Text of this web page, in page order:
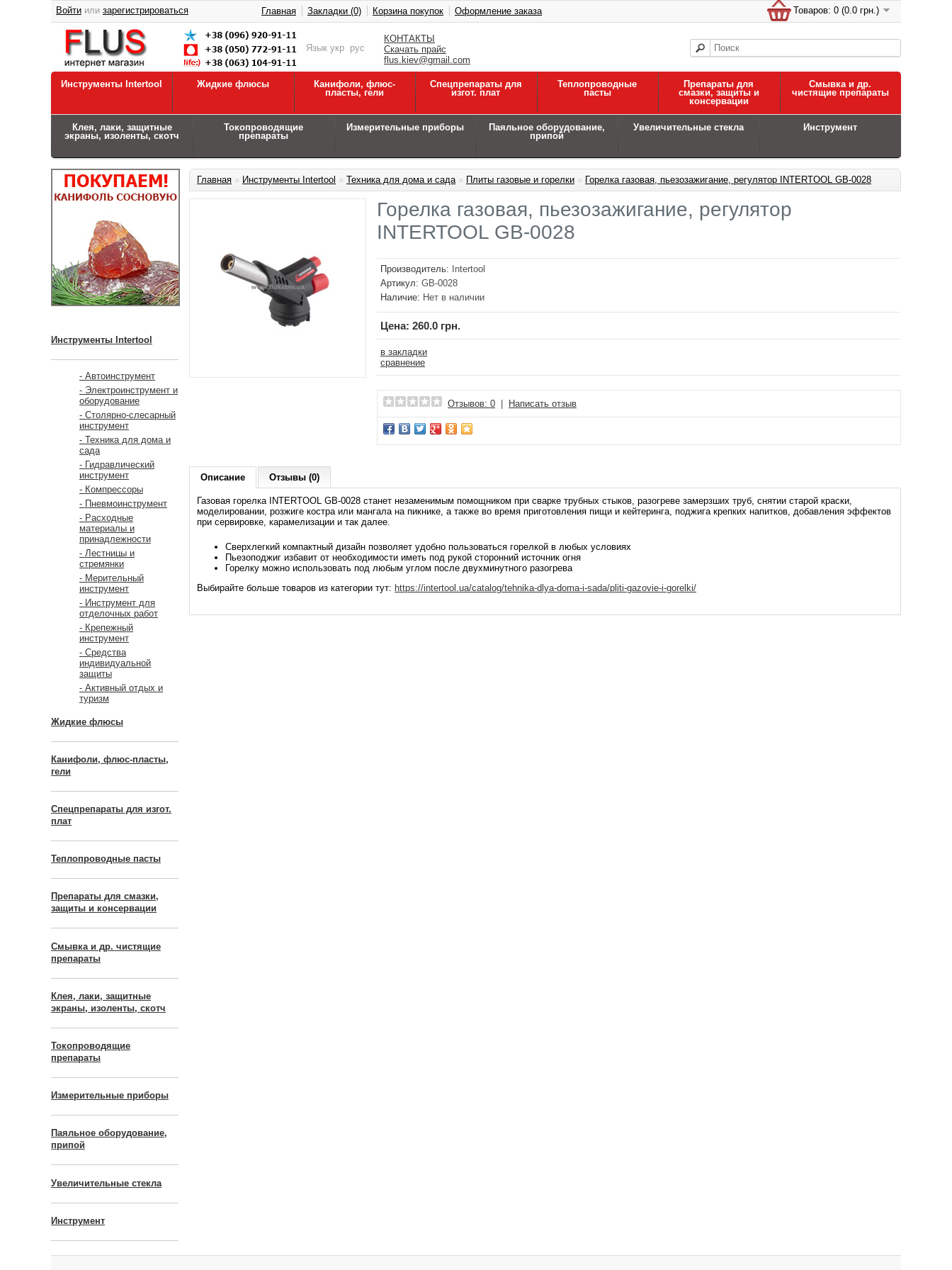
КОНТАКТЫ
Скачать прайс
flus.kiev@gmail.com
Язык укр рус
Товаров: 0 (0.0 грн.)
Войти или зарегистрироваться Главная Закладки (0) Корзина покупок Оформление заказа
Инструменты Intertool Жидкие флюсы
Канифоли, флюс-
пласты, гели
Спецпрепараты для
изгот. плат
Теплопроводные
пасты
Препараты для
смазки, защиты и
консервации
Смывка и др.
чистящие препараты
Клея, лаки, защитные
экраны, изоленты, скотч
Токопроводящие
препараты
Измерительные приборы
Паяльное оборудование,
припой
Увеличительные стекла Инструмент
Инструменты Intertool
- Автоинструмент
- Электроинструмент и
оборудование
- Столярно-слесарный
инструмент
- Техника для дома и
сада
- Гидравлический
инструмент
- Компрессоры
- Пневмоинструмент
- Расходные
материалы и
принадлежности
- Лестницы и
стремянки
- Мерительный
инструмент
- Инструмент для
отделочных работ
- Крепежный
инструмент
- Средства
индивидуальной
защиты
- Активный отдых и
туризм
Жидкие флюсы
Канифоли, флюс-пласты,
гели
Спецпрепараты для изгот.
плат
Теплопроводные пасты
Препараты для смазки,
защиты и консервации
Смывка и др. чистящие
препараты
Клея, лаки, защитные
экраны, изоленты, скотч
Токопроводящие
препараты
Измерительные приборы
Паяльное оборудование,
припой
Увеличительные стекла
Инструмент
Главная » Инструменты Intertool » Техника для дома и сада» Плиты газовые и горелки » Горелка газовая, пьезозажигание, регулятор INTERTOOL GB-0028
Горелка газовая, пьезозажигание, регулятор
INTERTOOL GB-0028
Производитель:
Intertool
Артикул: GB-0028
Наличие: Нет в наличии
Цена: 260.0 грн.
в закладки
сравнение
Отзывов: 0 Написать отзыв
Описание Отзывы (0)
Газовая горелка INTERTOOL GB-0028 станет незаменимым помощником при сварке трубных стыков, разогреве замерзших труб, снятии старой краски,
моделировании, розжиге костра или мангала на пикнике, а также во время приготовления пищи и кейтеринга, поджига крепких напитков, добавления эффектов
при сервировке, карамелизации и так далее.
Сверхлегкий компактный дизайн позволяет удобно пользоваться горелкой в любых условиях
Пьезоподжиг избавит от необходимости иметь под рукой сторонний источник огня
Горелку можно использовать под любым углом после двухминутного разогрева
Выбирайте больше товаров из категории тут: https://intertool.ua/catalog/tehnika-dlya-doma-i-sada/pliti-gazovie-i-gorelki/